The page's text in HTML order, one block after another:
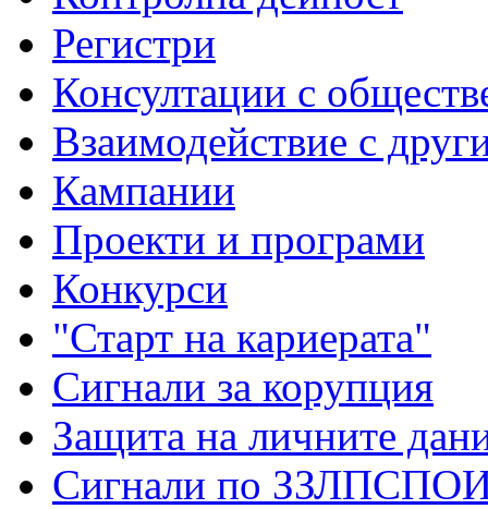
Регистри
Консултации с
Взаимодействие с
Кампании
Проекти и програми
Конкурси
"Старт на кариерата"
Сигнали за корупция
Защита на личните
Сигнали по